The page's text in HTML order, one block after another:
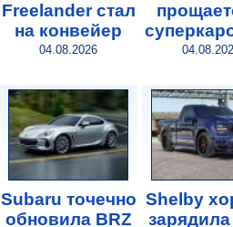
Freelander стал
на конвейер
04.08.2026
Subaru точечно
обновила BRZ
Shelby